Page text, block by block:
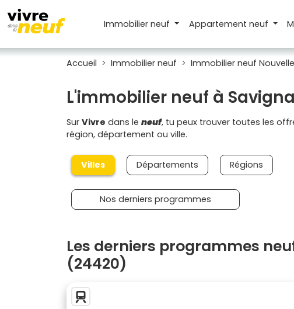
Immobilier neuf Appartement neuf
Accueil Immobilier neuf Immobilier neuf
L'immobilier neuf à
Sur Vivre dans le neuf, tu peux trouver toutes les
région, département ou ville.
Villes Départements Régions
Nos derniers programmes
Les derniers programmes
(24420)